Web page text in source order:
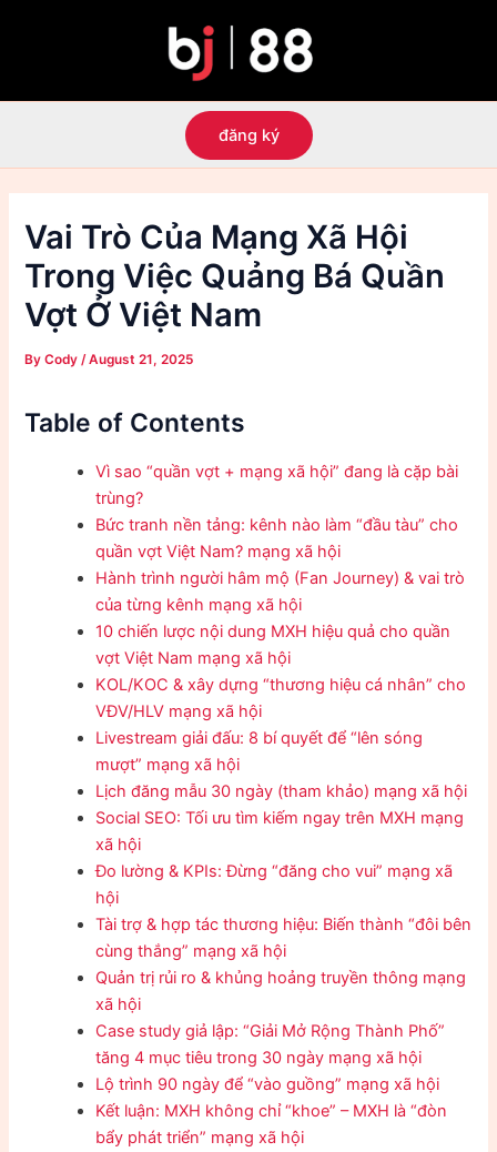
đăng ký
Vai Trò Của Mạng Xã Hội
Trong Việc Quảng Bá Quần
Vợt Ở Việt Nam
ByCody /August 21, 2025
Table of Contents
Vì sao “quần vợt + mạng xã hội” đang là cặp bài
trùng?
Bức tranh nền tảng: kênh nào làm “đầu tàu” cho
quần vợt Việt Nam? mạng xã hội
Hành trình người hâm mộ (Fan Journey) & vai trò
của từng kênh mạng xã hội
10 chiến lược nội dung MXH hiệu quả cho quần
vợt Việt Nam mạng xã hội
KOL/KOC & xây dựng “thương hiệu cá nhân” cho
VĐV/HLV mạng xã hội
Livestream giải đấu: 8 bí quyết để “lên sóng
mượt” mạng xã hội
Lịch đăng mẫu 30 ngày (tham khảo) mạng xã hội
Social SEO: Tối ưu tìm kiếm ngay trên MXH mạng
xã hội
Đo lường & KPIs: Đừng “đăng cho vui” mạng xã
hội
Tài trợ & hợp tác thương hiệu: Biến thành “đôi bên
cùng thắng” mạng xã hội
Quản trị rủi ro & khủng hoảng truyền thông mạng
xã hội
Case study giả lập: “Giải Mở Rộng Thành Phố”
tăng 4 mục tiêu trong 30 ngày mạng xã hội
Lộ trình 90 ngày để “vào guồng” mạng xã hội
Kết luận: MXH không chỉ “khoe” – MXH là “đòn
bẩy phát triển” mạng xã hội